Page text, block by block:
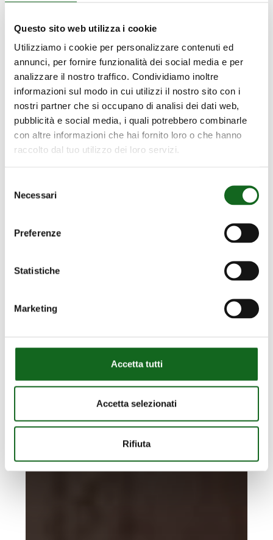
Questo sito web utilizza i cookie
Utilizziamo i cookie per personalizzare contenuti ed
annunci, per fornire funzionalità dei social media e per
analizzare il nostro traffico. Condividiamo inoltre
informazioni sul modo in cui utilizzi il nostro sito con i
nostri partner che si occupano di analisi dei dati web,
pubblicità e social media, i quali potrebbero combinarle
con altre informazioni che hai fornito loro o che hanno
raccolto dal tuo utilizzo dei loro servizi.
delNecessari
Preferenze
Statistiche
Marketing
Accetta tutti
Accetta selezionati
Rifiuta
Khartoum
state
water
corp
Sudan
de
Khartoum state water corp –
Sudan – Suministro de agua
de pozos